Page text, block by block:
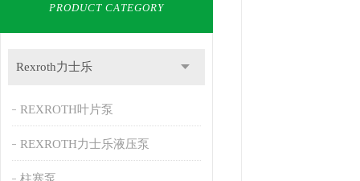
PRODUCT CATEGORY
Rexroth力士乐
REXROTH叶片泵
REXROTH力士乐液压泵